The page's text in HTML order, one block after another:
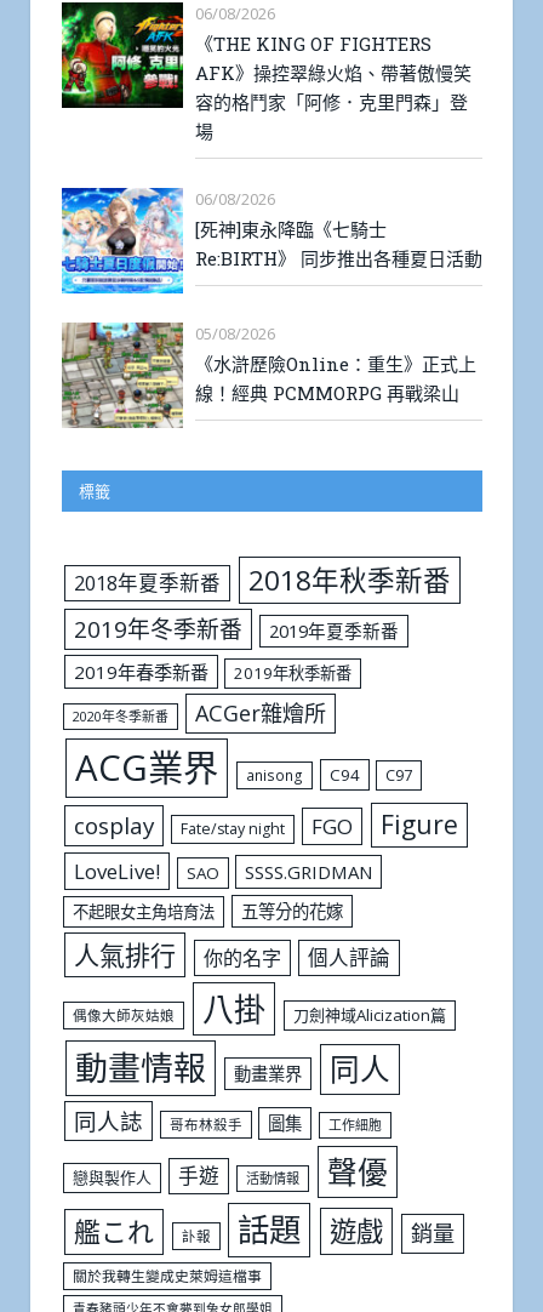
06/08/2026
《THE KING OF FIGHTERS
AFK》操控翠綠火焰、帶著傲慢笑
容的格鬥家「阿修．克里門森」登
場
06/08/2026
[死神]東永降臨《七騎士
Re:BIRTH》 同步推出各種夏日活動
05/08/2026
《水滸歷險Online：重生》正式上
線！經典 PCMMORPG 再戰梁山
標籤
2018年夏季新番 2018年秋季新番
2019年冬季新番
2019年夏季新番
2019年春季新番
2019年秋季新番
2020年冬季新番 ACGer雜燴所
ACG業界 anisong C94 C97
cosplay Fate/stay night FGO Figure
LoveLive! SAO SSSS.GRIDMAN
不起眼女主角培育法 五等分的花嫁
人氣排行 你的名字 個人評論
偶像大師灰姑娘 八掛 刀劍神域Alicization篇
動畫情報 動畫業界 同人
同人誌 哥布林殺手 圖集 工作細胞
戀與製作人 手遊 活動情報 聲優
艦これ 訃報 話題 遊戲 銷量
關於我轉生變成史萊姆這檔事